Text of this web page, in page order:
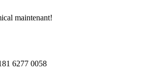
maintenant!
6277 0058